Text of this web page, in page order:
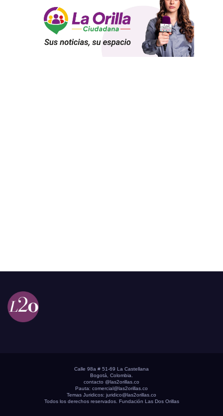
Calle 98a # 51-69 La Castellana
Bogotá, Colombia.
contacto @las2orillas.co
Pauta: comercial@las2orillas.co
Temas Juridicos: juridico@las2orillas.co
Todos los derechos reservados. Fundación Las Dos Orillas